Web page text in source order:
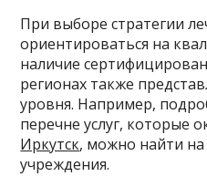
При выборе стратегии
ориентироваться на
наличие
регионах также
уровня. Например,
перечне услуг, которые
Иркутск, можно найти на
учреждения.